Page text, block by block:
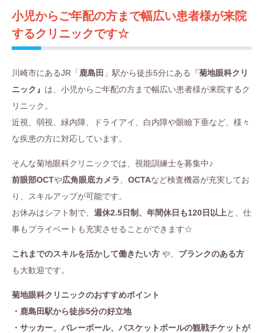
小児からご年配の方まで幅広い患者様が来院
するクリニックです☆
川崎市にあるJR「 鹿島田 」駅から徒歩5分にある『菊地眼科クリ
ニック』 は、小児からご年配の方まで幅広い患者様が来院するク
リニック。
近視、弱視、緑内障、ドライアイ、白内障や眼瞼下垂など、様々
な疾患の方に対応しています。
そんな菊地眼科クリニックでは、視能訓練士を募集中♪
前眼部OCTや広角眼底カメラ OCTAなど検査機器が充実してお
り、スキルアップが可能です。
お休みはシフト制で、 週休2.5日制、年間休日も120日以上と、仕
事もプライベートも充実させることができます☆
これまでのスキルを活かして働きたい方 や、 ブランクのある方
も大歓迎です。
菊地眼科クリニックのおすすめポイント
・鹿島田駅から徒歩5分の好立地
・サッカー、バレーボール、バスケットボールの観戦チケットが